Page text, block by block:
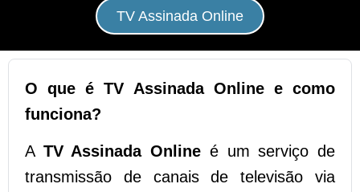
TV Assinada Online
O que é TV Assinada Online e como
funciona?
A TV Assinada Online é um serviço de
transmissão de canais de televisão via